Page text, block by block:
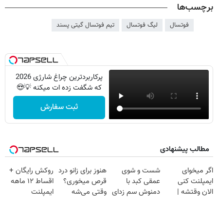
برچسب‌ها
فوتسال لیگ فوتسال تیم فوتسال گیتی پسند
پرکاربردترین چراغ شارژی 2026
که شگفت زده ات میکنه 💡😍
ثبت سفارش
مطالب پیشنهادی
اگر میخوای
ایمپلنت کنی
الان وقتشه |
شست و شوی
عمقی کبد با
دمنوش سم زدای
هنوز برای زانو درد
قرص میخوری؟
وقتی می‌شه
روکش رایگان +
اقساط ۱۲ ماهه
ایمپلنت